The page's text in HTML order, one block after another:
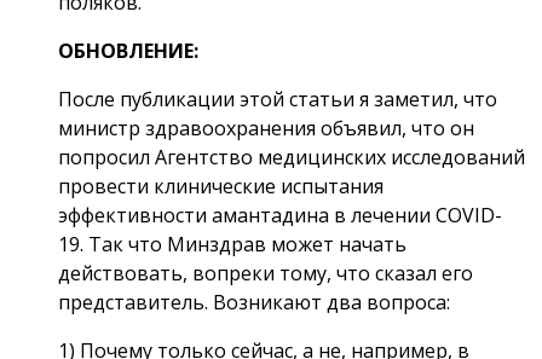
ОБНОВЛЕНИЕ:
После публикации этой статьи я заметил, что
министр здравоохранения объявил, что он
попросил Агентство медицинских исследований
провести клинические испытания
эффективности амантадина в лечении COVID-
19. Так что Минздрав может начать
действовать, вопреки тому, что сказал его
представитель. Возникают два вопроса:
1) Почему только сейчас, а не, например, в